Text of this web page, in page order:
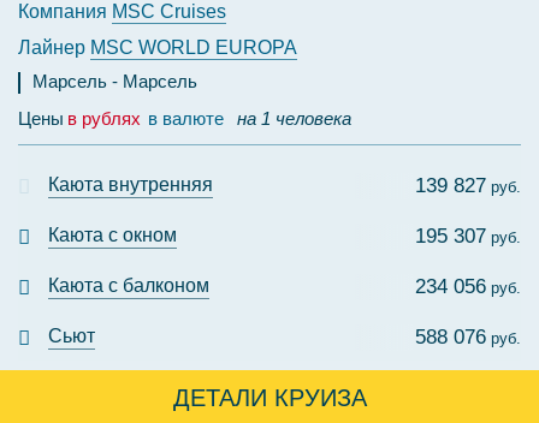
Компания MSC Cruises
Лайнер MSC WORLD EUROPA
Марсель
Марсель
Цены в рублях в валюте на 1 человека
Каюта внутренняя 139 827 руб.
Каюта с окном 195 307 руб.
Каюта с балконом 234 056 руб.
Сьют 588 076 руб.
ДЕТАЛИ КРУИЗА